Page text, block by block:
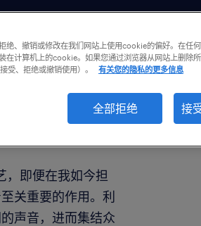
，即便在我如今担
关重要的作用。利
声音，进而集结众
绝、撤销或修改在我们网站上使用cookie的偏好。在任
在计算机上的cookie。如果您通过浏览器从网站上删除
受、拒绝或撤销使用）。
有关您的隐私的更多信息
全部拒绝 接